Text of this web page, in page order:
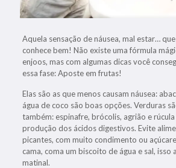
Aquela sensação de náusea, mal estar…
conhece bem! Não existe uma fórmula
enjoos, mas com algumas dicas você
essa fase: Aposte em frutas!
Elas são as que menos causam náusea:
água de coco são boas opções. Verduras
também: espinafre, brócolis, agrião e
produção dos ácidos digestivos. Evite
picantes, com muito condimento ou
cama, coma um biscoito de água e sal, isso
matinal.